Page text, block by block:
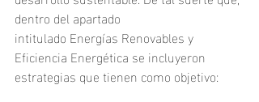
dentro del apartado
intitulado Energías Renovables y
Eficiencia Energética se incluyeron
estrategias que tienen como objetivo: